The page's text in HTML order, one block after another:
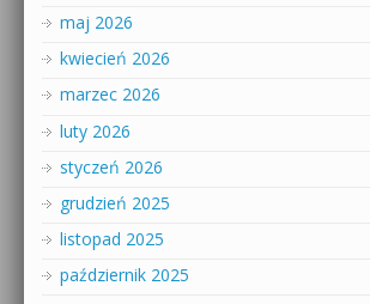
maj 2026
kwiecień 2026
marzec 2026
luty 2026
styczeń 2026
grudzień 2025
listopad 2025
październik 2025